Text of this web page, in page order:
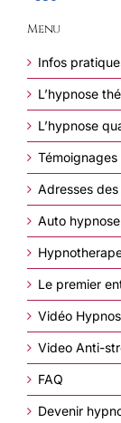
Menu
Infos
L’hypnose
L’hypnose
Témoignages
Adresses
Auto
Le premier
Vidéo
Video Anti-
FAQ
Devenir